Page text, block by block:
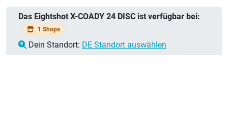
Das Eightshot X-COADY 24 DISC ist verfügbar bei:
1 Shops
Dein Standort: DE Standort auswählen